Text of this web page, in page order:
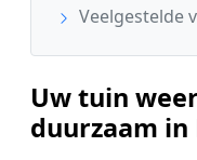
Veelgestelde
Uw tuin
duurzaam in